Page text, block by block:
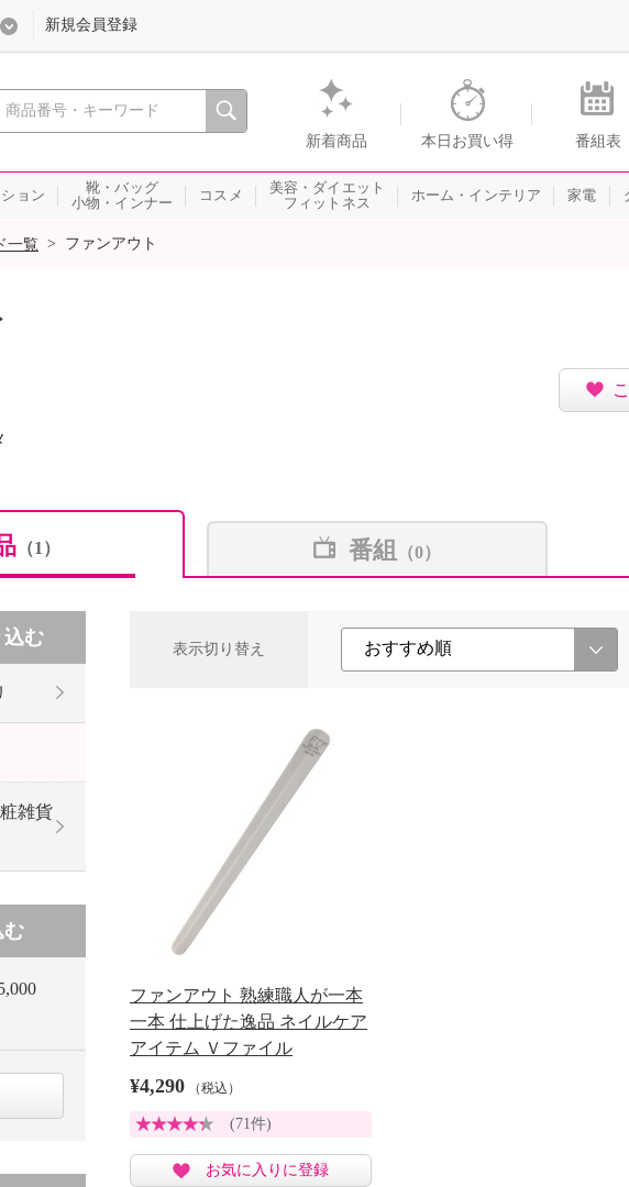
心おどる、瞬間を。通販・テレビショッピングのショップチャンネル
新着商品 本日お買い得 番組表
新規会員登録
ョン
靴・バッグ
小物・インナー
コスメ
美容・ダイエット
フィットネス
ホーム・インテリア 家電
一覧 > ファンアウト
（1） 番組 （0）
表示切り替え
ファンアウト 熟練職人が一本
一本 仕上げた逸品 ネイルケア
アイテム Ｖファイル
¥4,290 （税込）
(71件)
お気に入りに登録
込む
雑貨
む